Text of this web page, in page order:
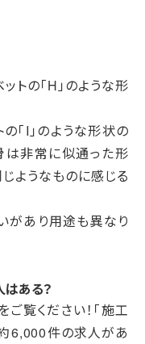
トの「H」のような形
「I」のような形状の
は非常に似通った形
ようなものに感じる
があり用途も異なり
ある？
ご覧ください！「施工
6,000件の求人があ